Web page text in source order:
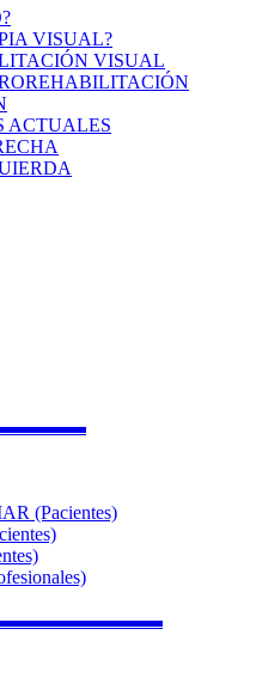
VISUAL?
VISUAL
ACTUALES
(Pacientes)